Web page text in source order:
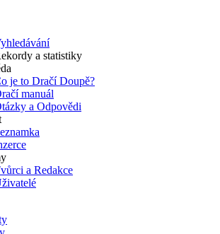
a statistiky
je to Dračí Doupě?
manuál
a Odpovědi
a Redakce